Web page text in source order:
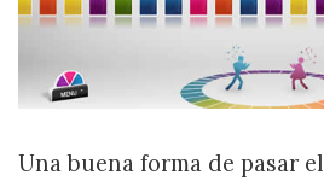
Una buena forma de pasar